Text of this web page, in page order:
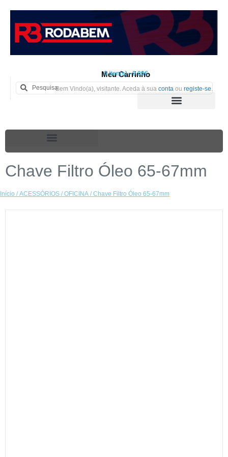
Meu Carrinho
0 iten(s) - 0.00€
Bem Vindo(a), visitante. Aceda à sua conta ou registe-se
Chave Filtro Óleo 65-67mm
Início /ACESSÓRIOS /OFICINA / Chave Filtro Óleo 65-67mm